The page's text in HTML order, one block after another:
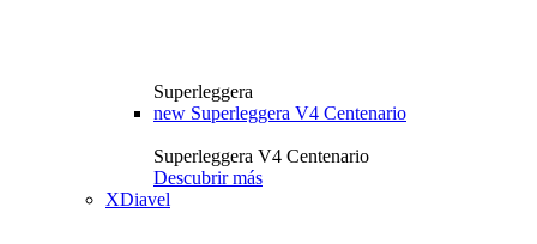
Superleggera
new Superleggera V4 Centenario
Superleggera V4 Centenario
Descubrir más
XDiavel